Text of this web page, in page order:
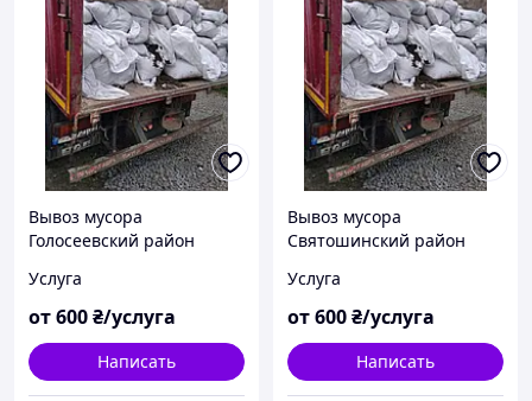
Вывоз мусора
Голосеевский район
Услуга
от600₴/услуга
Написать
Вывоз мусора
Святошинский район
Услуга
от600₴/услуга
Написать